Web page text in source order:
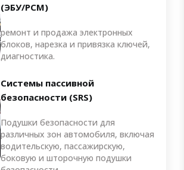
(ЭБУ/PCM)
ремонт и продажа электронных
блоков, нарезка и привязка ключей,
диагностика.
Системы пассивной
безопасности (SRS)
Подушки безопасности для
различных зон автомобиля, включая
водительскую, пассажирскую,
боковую и шторочную подушки